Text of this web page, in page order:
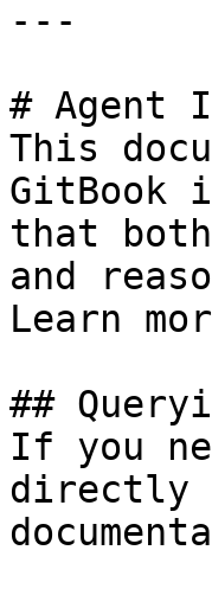
---
# Agent
This
GitBook
that
and
Learn
##
If you
directly